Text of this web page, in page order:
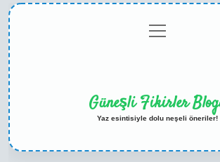
menüyü
aç
Güneşli Fikirler
Yaz esintisiyle dolu neşeli öneriler!